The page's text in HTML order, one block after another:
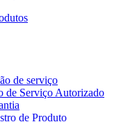
de serviço
de Serviço Autorizado
de Produto